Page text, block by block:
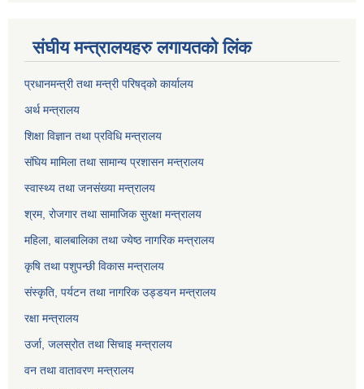
संघीय मन्त्रालयहरु लगायतको लिंक
प्रधानमन्त्री तथा मन्त्री परिषद्को कार्यालय
अर्थ मन्त्रालय
शिक्षा विज्ञान तथा प्रविधि मन्त्रालय
संघिय मामिला तथा सामान्य प्रशासन मन्त्रालय
स्वास्थ्य तथा जनसंख्या मन्त्रालय
श्रम, रोजगार तथा सामाजिक सुरक्षा मन्त्रालय
महिला, बालबालिका तथा ज्येष्ठ नागरिक मन्त्रालय
कृषि तथा पशुपन्छी विकास मन्त्रालय
संस्कृति, पर्यटन तथा नागरिक उड्डयन मन्त्रालय
रक्षा मन्त्रालय
उर्जा, जलस्रोत तथा सिचाइ मन्त्रालय
वन तथा वातावरण मन्त्रालय